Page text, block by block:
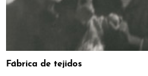
Fábrica de tejidos